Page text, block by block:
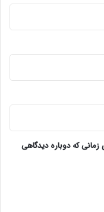
که دوباره دیدگاهی